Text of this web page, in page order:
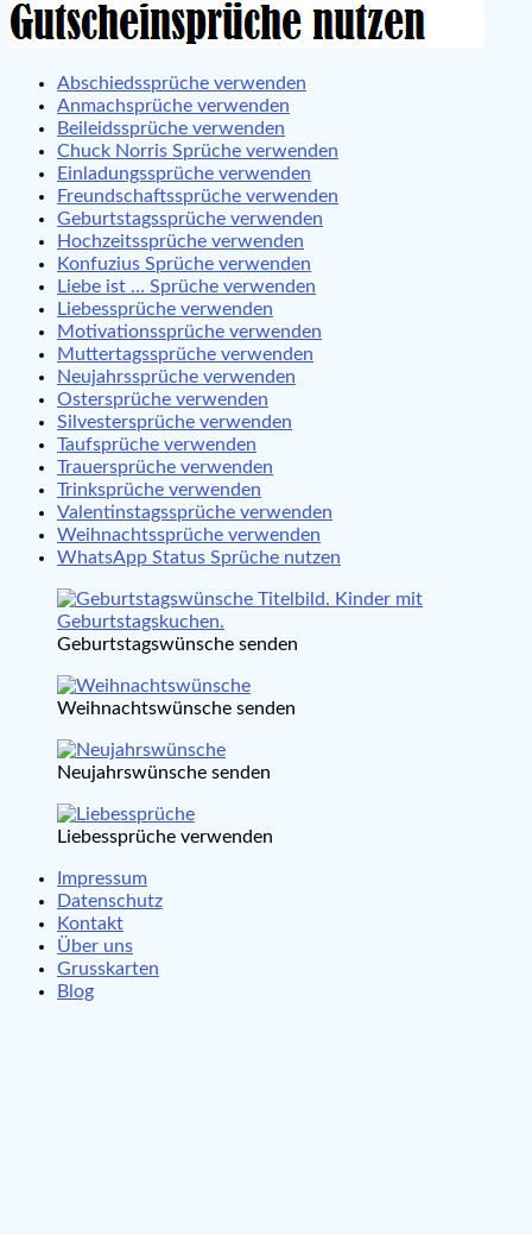
Abschiedssprüche verwenden
Anmachsprüche verwenden
Beileidssprüche verwenden
Chuck Norris Sprüche verwenden
Einladungssprüche verwenden
Freundschaftssprüche verwenden
Geburtstagssprüche verwenden
Hochzeitssprüche verwenden
Konfuzius Sprüche verwenden
Liebe ist … Sprüche verwenden
Liebessprüche verwenden
Motivationssprüche verwenden
Muttertagssprüche verwenden
Neujahrssprüche verwenden
Ostersprüche verwenden
Silvestersprüche verwenden
Taufsprüche verwenden
Trauersprüche verwenden
Trinksprüche verwenden
Valentinstagssprüche verwenden
Weihnachtssprüche verwenden
WhatsApp Status Sprüche nutzen
Geburtstagswünsche senden
Weihnachtswünsche senden
Neujahrswünsche senden
Liebessprüche verwenden
Impressum
Datenschutz
Kontakt
Über uns
Grusskarten
Blog